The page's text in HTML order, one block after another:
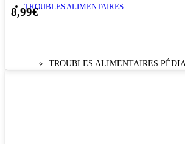
TROUBLES ALIMENTAIRES
TROUBLES ALIMENTAIRES
8,99€